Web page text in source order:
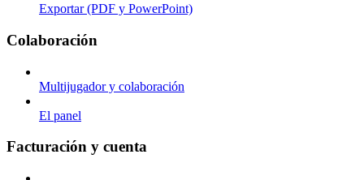
Exportar (PDF y PowerPoint)
Colaboración
Multijugador y colaboración
El panel
Facturación y cuenta